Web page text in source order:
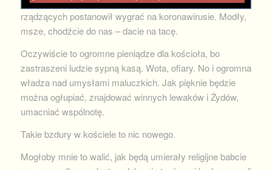
rządzących postanowił wygrać na koronawirusie. Modły,
msze, chodźcie do nas – dacie na tacę.
Oczywiście to ogromne pieniądze dla kościoła, bo
zastraszeni ludzie sypną kasą. Wota, ofiary. No i ogromna
władza nad umysłami maluczkich. Jak pięknie będzie
można ogłupiać, znajdować winnych lewaków i Żydów,
umacniać wspólnotę.
Takie bzdury w kościele to nic nowego.
Mogłoby mnie to walić, jak będą umierały religijne babcie